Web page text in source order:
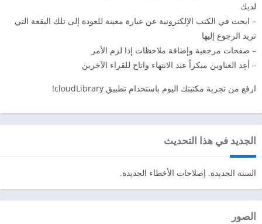
لديك
– ابحث في الكتب الإلكترونية عن عبارة معينة للعودة إلى تلك البقعة التي
تريد الرجوع إليها
– صفحات مرجعية وإضافة ملاحظات إذا لزم الأمر
– أعِد العناوين مبكراً عند الانتهاء واتاح للقراء الآخرين
ارفع من تجربة مكتبتك اليوم باستخدام تطبيق cloudLibrary!
الجديد في هذا التحديث
السنة الجديدة. إصلاحات الأخطاء الجديدة.
الصور